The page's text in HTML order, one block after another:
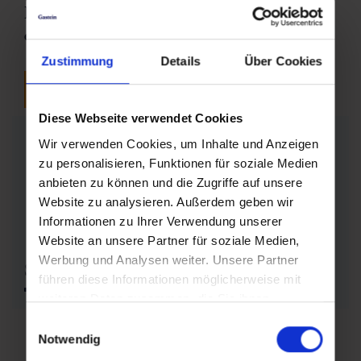
Zustimmung Details Über Cookies
Diese Webseite verwendet Cookies
Wir verwenden Cookies, um Inhalte und Anzeigen
zu personalisieren, Funktionen für soziale Medien
anbieten zu können und die Zugriffe auf unsere
Website zu analysieren. Außerdem geben wir
Informationen zu Ihrer Verwendung unserer
Website an unsere Partner für soziale Medien,
Werbung und Analysen weiter. Unsere Partner
führen diese Informationen möglicherweise mit
weiteren Daten zusammen, die Sie ihnen
Nutzung der Dienste gesammelt haben.
Notwendig
Book now and save money with the
online early booking bonus!
ticket shop
Summer tariff regulations
download